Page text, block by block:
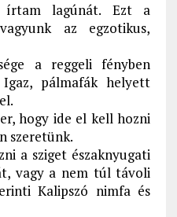
írtam lagúnát. Ezt a
az egzotikus,
a reggeli fényben
pálmafák helyett
hogy ide el kell hozni
szeretünk.
a sziget északnyugati
vagy a nem túl távoli
Kalipszó nimfa és